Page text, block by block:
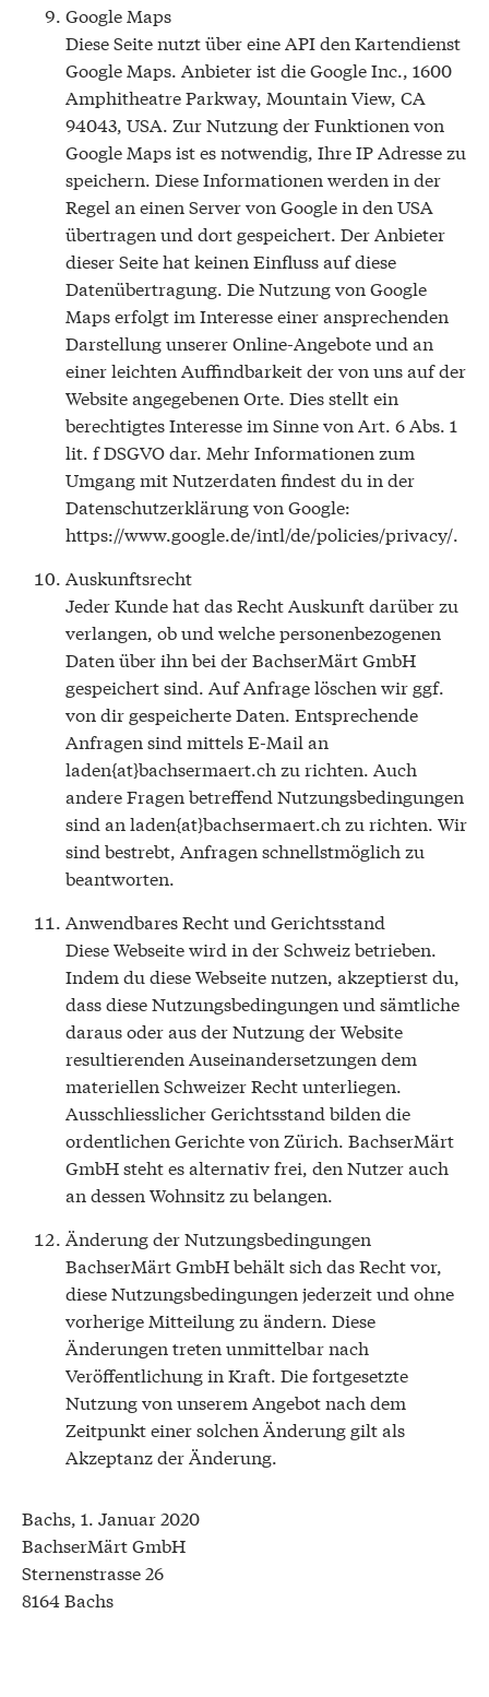
Google Maps
Diese Seite nutzt über eine API den Kartendienst
Google Maps. Anbieter ist die Google Inc., 1600
Amphitheatre Parkway, Mountain View, CA
94043, USA. Zur Nutzung der Funktionen von
Google Maps ist es notwendig, Ihre IP Adresse zu
speichern. Diese Informationen werden in der
Regel an einen Server von Google in den USA
übertragen und dort gespeichert. Der Anbieter
dieser Seite hat keinen Einfluss auf diese
Datenübertragung. Die Nutzung von Google
Maps erfolgt im Interesse einer ansprechenden
Darstellung unserer Online-Angebote und an
einer leichten Auffindbarkeit der von uns auf der
Website angegebenen Orte. Dies stellt ein
berechtigtes Interesse im Sinne von Art. 6 Abs. 1
lit. f DSGVO dar. Mehr Informationen zum
Umgang mit Nutzerdaten findest du in der
Datenschutzerklärung von Google:
https://www.google.de/intl/de/policies/privacy/.
Auskunftsrecht
Jeder Kunde hat das Recht Auskunft darüber zu
verlangen, ob und welche personenbezogenen
Daten über ihn bei der BachserMärt GmbH
gespeichert sind. Auf Anfrage löschen wir ggf.
von dir gespeicherte Daten. Entsprechende
Anfragen sind mittels E-Mail an
laden{at}bachsermaert.ch zu richten. Auch
andere Fragen betreffend Nutzungsbedingungen
sind an laden{at}bachsermaert.ch zu richten. Wir
sind bestrebt, Anfragen schnellstmöglich zu
beantworten.
Anwendbares Recht und Gerichtsstand
Diese Webseite wird in der Schweiz betrieben.
Indem du diese Webseite nutzen, akzeptierst du,
dass diese Nutzungsbedingungen und sämtliche
daraus oder aus der Nutzung der Website
resultierenden Auseinandersetzungen dem
materiellen Schweizer Recht unterliegen.
Ausschliesslicher Gerichtsstand bilden die
ordentlichen Gerichte von Zürich. BachserMärt
GmbH steht es alternativ frei, den Nutzer auch
an dessen Wohnsitz zu belangen.
Änderung der Nutzungsbedingungen
BachserMärt GmbH behält sich das Recht vor,
diese Nutzungsbedingungen jederzeit und ohne
vorherige Mitteilung zu ändern. Diese
Änderungen treten unmittelbar nach
Veröffentlichung in Kraft. Die fortgesetzte
Nutzung von unserem Angebot nach dem
Zeitpunkt einer solchen Änderung gilt als
Akzeptanz der Änderung.
Bachs, 1. Januar 2020
BachserMärt GmbH
Sternenstrasse 26
8164 Bachs